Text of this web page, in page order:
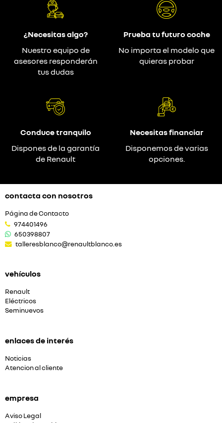
¿Necesitas algo?
Nuestro equipo de
asesores responderán
tus dudas
Prueba tu futuro coche
No importa el modelo que
quieras probar
Conduce tranquilo
Dispones de la garantía
de Renault
Necesitas financiar
Disponemos de varias
opciones.
contacta con nosotros
Página de Contacto
974401496
650398807
talleresblanco@renaultblanco.es
vehículos
Renault
Eléctricos
Seminuevos
enlaces de interés
Noticias
Atencion al cliente
empresa
Aviso Legal